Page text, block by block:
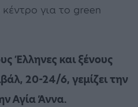
για το green
Έλληνες και ξένους
20-24/6, γεμίζει την
Αγία Άννα.